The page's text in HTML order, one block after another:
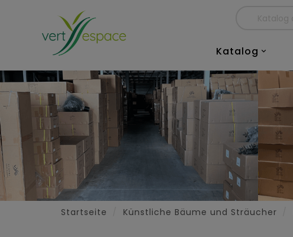

Katalog
Startseite Künstliche Bäume und Sträucher